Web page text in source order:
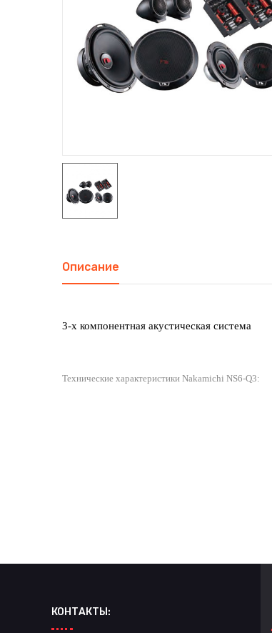
Описание
3-х компонентная акустическая система
Технические характеристики Nakamichi NS6-Q3:
КОНТАКТЫ: